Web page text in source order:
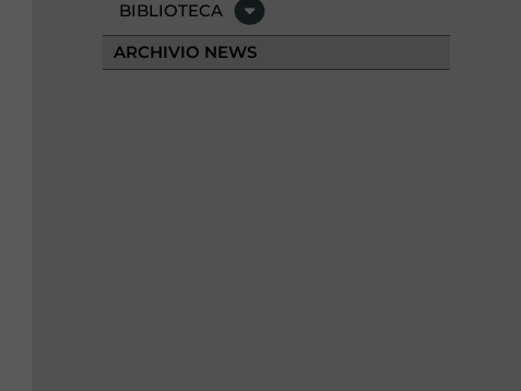
BIBLIOTECA
ARCHIVIO NEWS